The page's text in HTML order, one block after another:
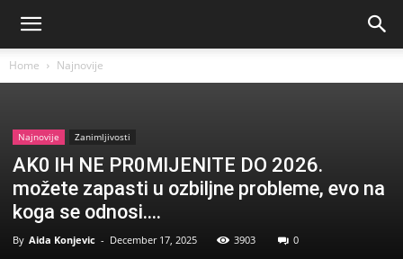
Home Najnovije
Najnovije Zanimljivosti
AK0 lH NE PR0MlJENITE DO 2026.
možete zapasti u ozbiljne probleme, evo na
koga se odnosi….
By Aida Konjevic - December 17, 2025 3903 0